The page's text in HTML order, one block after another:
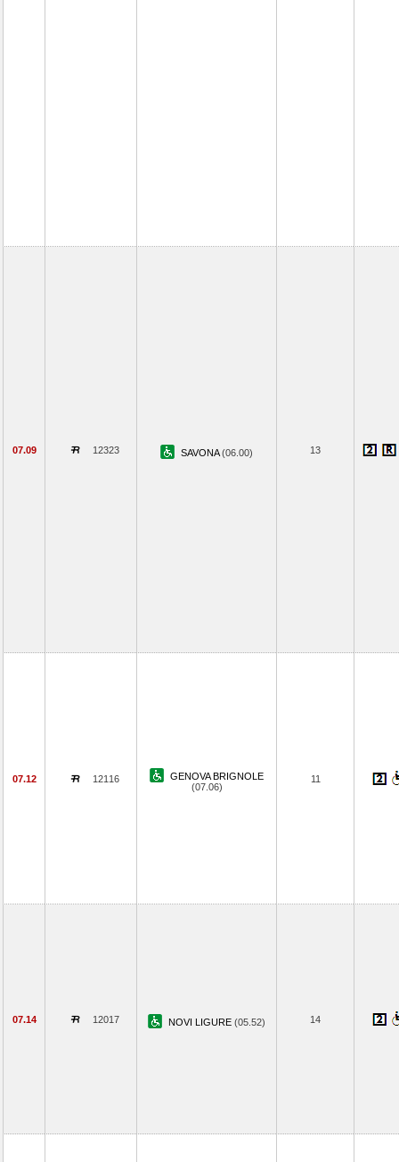
07.09 12323 SAVONA(06.00) 13
07.12 12116
GENOVA BRIGNOLE
(07.06)
11
07.14 12017 NOVI LIGURE (05.52) 14